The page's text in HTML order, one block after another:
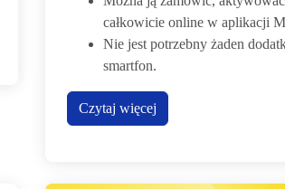
całkowicie online w aplikacji
Nie jest potrzebny żaden
smartfon.
Czytaj więcej